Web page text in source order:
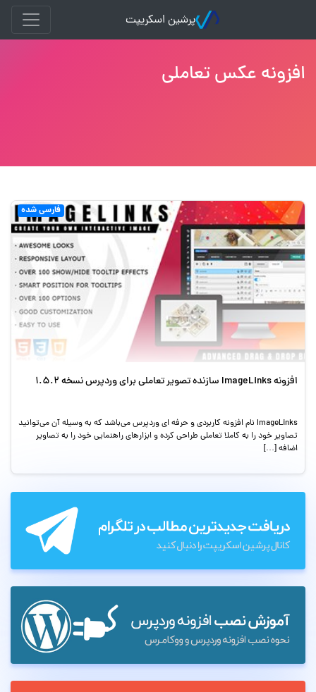
پرشین اسکریپت
افزونه عکس تعاملی
فارسی شده
افزونه ImageLinks سازنده تصویر تعاملی برای وردپرس نسخه 1.5.2
ImageLinks نام افزونه کاربردی و حرفه ای وردپرس می‌باشد که به وسیله آن می‌توانید
تصاویر خود را به کاملا تعاملی طراحی کرده و ابزارهای راهنمایی خود را به تصاویر
اضافه […]